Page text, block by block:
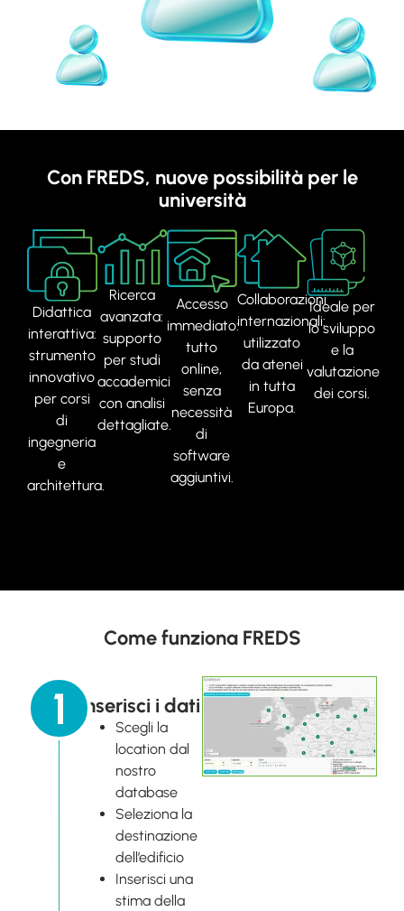
Con FREDS, nuove possibilità per le
università
Didattica
interattiva:
strumento
innovativo
per corsi
di
ingegneria
e
architettura.
Ricerca
avanzata:
supporto
per studi
accademici
con analisi
dettagliate.
Accesso
immediato:
tutto
online,
senza
necessità
di
software
aggiuntivi.
Collaborazioni
internazionali:
utilizzato
da atenei
in tutta
Europa.
Ideale per
lo sviluppo
e la
valutazione
dei corsi.
Come funziona FREDS
1 Inserisci i dati
Scegli la
location dal
nostro
database
Seleziona la
destinazione
dell’edificio
Inserisci una
stima della